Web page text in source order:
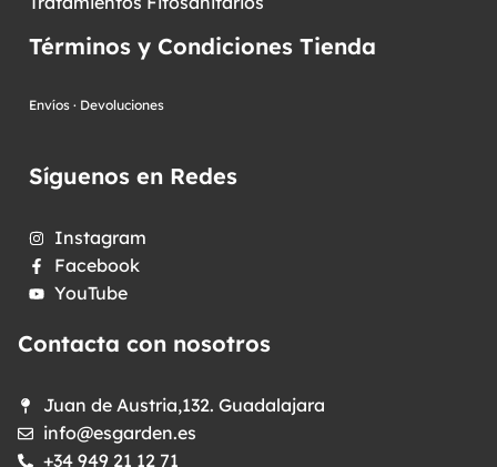
Términos y Condiciones Tienda
Envíos · Devoluciones
Síguenos en Redes
Instagram
Facebook
YouTube
Contacta con nosotros
Juan de Austria,132. Guadalajara
info@esgarden.es
+34 949 21 12 71